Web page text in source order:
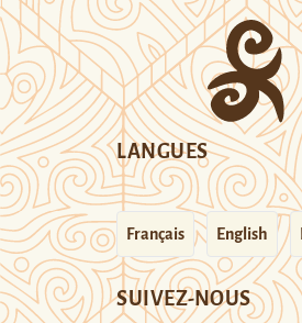
LANGUES
Français English
SUIVEZ-NOUS